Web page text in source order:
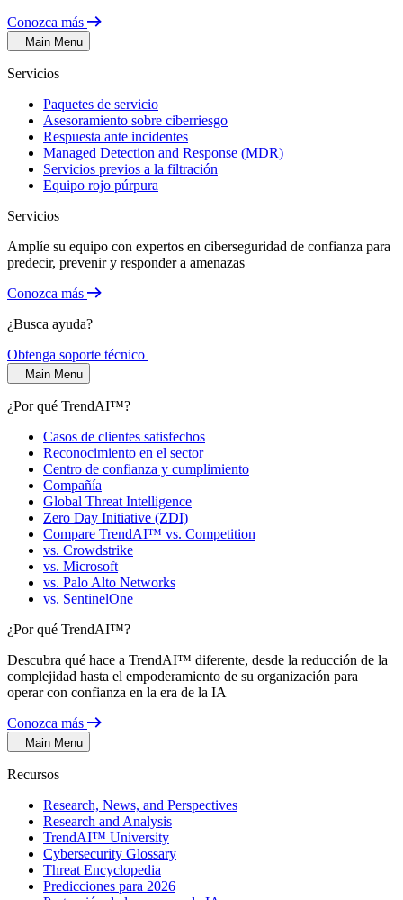
Conozca más
Main Menu
Servicios
Paquetes de servicio
Asesoramiento sobre ciberriesgo
Respuesta ante incidentes
Managed Detection and Response (MDR)
Servicios previos a la filtración
Equipo rojo púrpura
Servicios
Amplíe su equipo con expertos en ciberseguridad de confianza para
predecir, prevenir y responder a amenazas
Conozca más
¿Busca ayuda?
Obtenga soporte técnico
Main Menu
¿Por qué TrendAI™?
Casos de clientes satisfechos
Reconocimiento en el sector
Centro de confianza y cumplimiento
Compañía
Global Threat Intelligence
Zero Day Initiative (ZDI)
Compare TrendAI™ vs. Competition
vs. Crowdstrike
vs. Microsoft
vs. Palo Alto Networks
vs. SentinelOne
¿Por qué TrendAI™?
Descubra qué hace a TrendAI™ diferente, desde la reducción de la
complejidad hasta el empoderamiento de su organización para
operar con confianza en la era de la IA
Conozca más
Main Menu
Recursos
Research, News, and Perspectives
Research and Analysis
TrendAI™ University
Cybersecurity Glossary
Threat Encyclopedia
Predicciones para 2026